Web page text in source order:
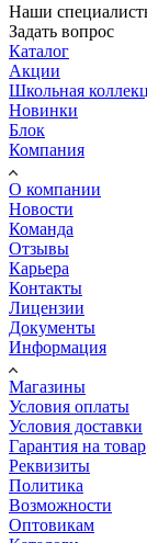
Наши
Задать вопрос
Каталог
Акции
Школьная
Новинки
Блок
Компания
О компании
Новости
Команда
Отзывы
Карьера
Контакты
Лицензии
Документы
Информация
Магазины
Условия оплаты
Условия доставки
Гарантия на товар
Реквизиты
Политика
Возможности
Оптовикам